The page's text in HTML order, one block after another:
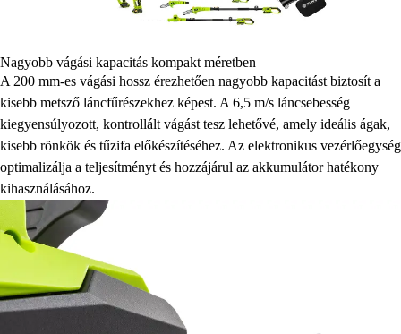
Nagyobb vágási kapacitás kompakt méretben
A 200 mm-es vágási hossz érezhetően nagyobb kapacitást biztosít a
kisebb metsző láncfűrészekhez képest. A 6,5 m/s láncsebesség
kiegyensúlyozott, kontrollált vágást tesz lehetővé, amely ideális ágak,
kisebb rönkök és tűzifa előkészítéséhez. Az elektronikus vezérlőegység
optimalizálja a teljesítményt és hozzájárul az akkumulátor hatékony
kihasználásához.